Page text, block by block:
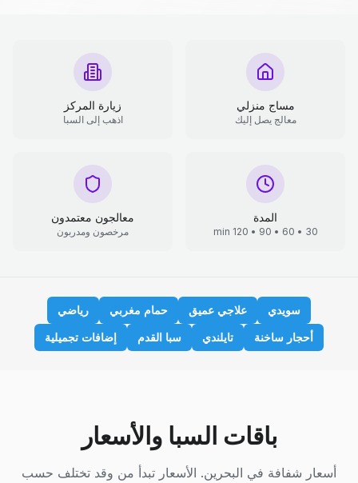
مساج منزلي
معالج يصل إليك
زيارة المركز
اذهب إلى السبا
المدة
30 • 60 • 90 • 120 min
معالجون معتمدون
مرخصون ومدربون
سويدي علاجي عميق حمام مغربي
رياضي
أحجار ساخنة
تايلندي سبا القدم إضافات تجميلية
باقات السبا والأسعار
أسعار شفافة في البحرين. الأسعار تبدأ من وقد تختلف حسب